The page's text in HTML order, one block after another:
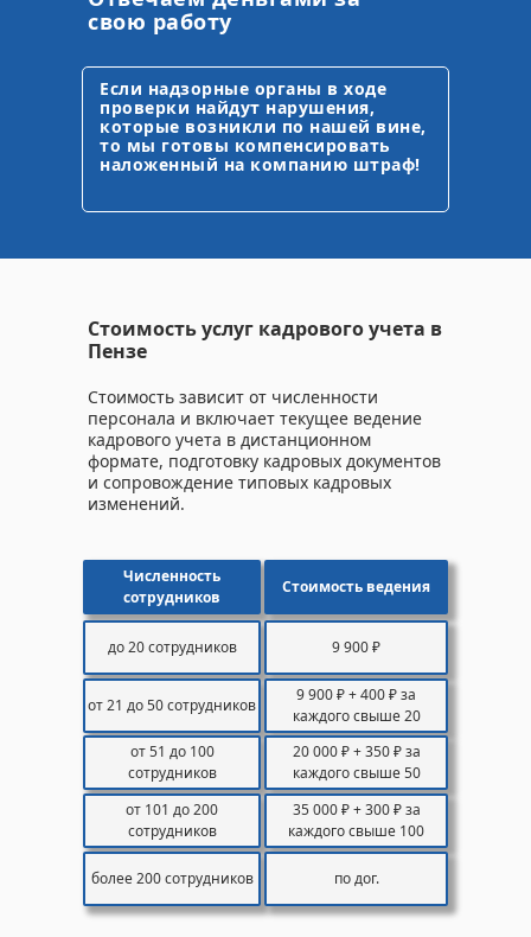
Если надзорные органы в ходе
проверки найдут нарушения,
которые возникли по нашей вине,
то мы готовы компенсировать
наложенный на компанию штраф!
свою работу
Стоимость услуг кадрового учета в
Пензе
Стоимость зависит от численности
персонала и включает текущее ведение
кадрового учета в дистанционном
формате, подготовку кадровых документов
и сопровождение типовых кадровых
изменений.
Численность
сотрудников
Стоимость ведения
до 20 сотрудников 9 900 ₽
от 21 до 50 сотрудников
9 900 ₽ + 400 ₽ за
каждого свыше 20
от 51 до 100
сотрудников
20 000 ₽ + 350 ₽ за
каждого свыше 50
от 101 до 200
сотрудников
35 000 ₽ + 300 ₽ за
каждого свыше 100
более 200 сотрудников по дог.